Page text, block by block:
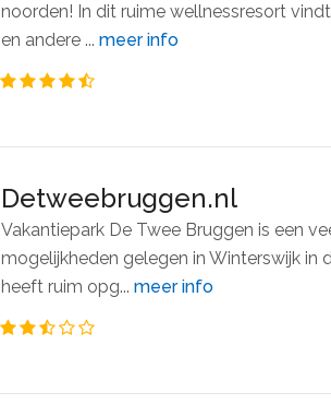
noorden! In dit ruime wellnessresort
en andere ... meer info
Detweebruggen.nl
Vakantiepark De Twee Bruggen is een
mogelijkheden gelegen in Winterswijk in
heeft ruim opg... meer info